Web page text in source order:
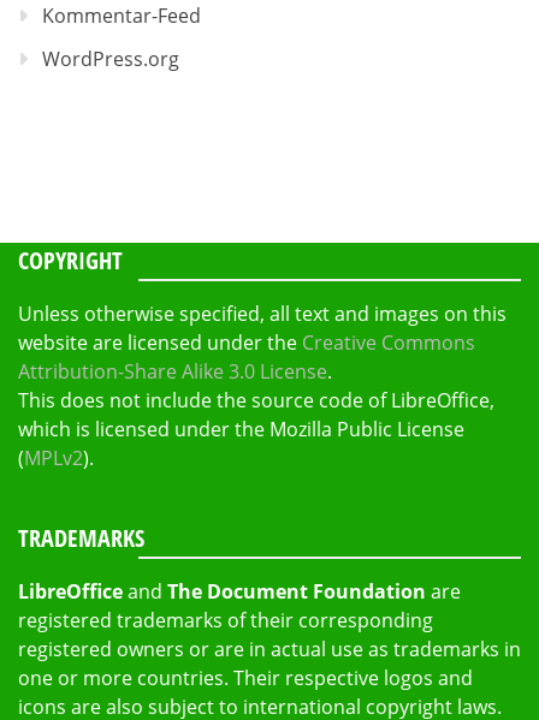
Kommentar-Feed
WordPress.org
COPYRIGHT
Unless otherwise specified, all text and images on this
website are licensed under the Creative Commons
Attribution-Share Alike 3.0 License.
This does not include the source code of LibreOffice,
which is licensed under the Mozilla Public License
(MPLv2).
TRADEMARKS
LibreOfficeand The Document Foundation are
registered trademarks of their corresponding
registered owners or are in actual use as trademarks in
one or more countries. Their respective logos and
icons are also subject to international copyright laws.